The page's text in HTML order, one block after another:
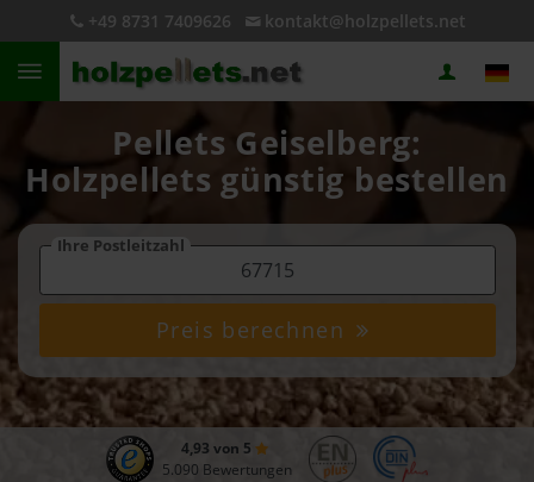
+49 8731 7409626 kontakt@holzpellets.net
Pellets Geiselberg:
Holzpellets günstig bestellen
Ihre Postleitzahl
Preis berechnen
4,93 von 5
5.090 Bewertungen